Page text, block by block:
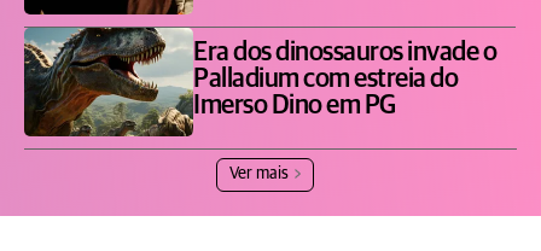
Era dos dinossauros invade o
Palladium com estreia do
Imerso Dino em PG
Ver mais